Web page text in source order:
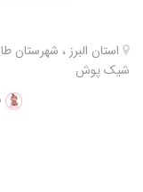
استان البرز ،
شیک پوش